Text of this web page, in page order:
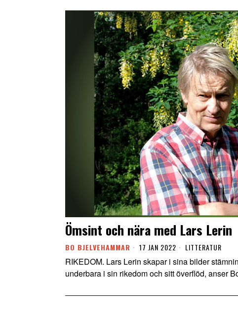
Ömsint och nära med Lars Lerin
BO BJELVEHAMMAR 17 JAN 2022 LITTERATUR
RIKEDOM. Lars Lerin skapar i sina bilder
underbara i sin rikedom och sitt överflöd, anser